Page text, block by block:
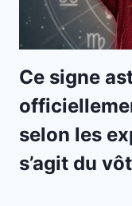
Ce signe
selon les
s’agit du